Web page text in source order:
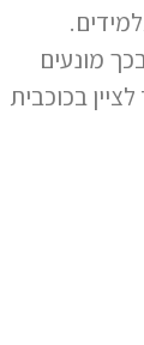
מונעים
בכוכבית